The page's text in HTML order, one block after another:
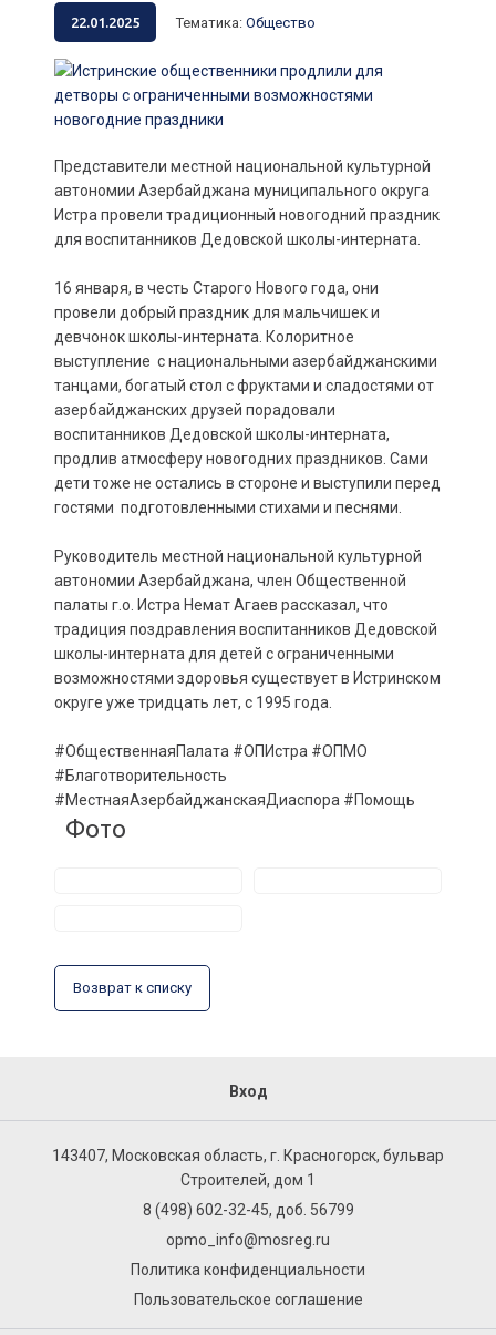
22.01.2025 Тематика: Общество
Представители местной национальной культурной
автономии Азербайджана муниципального округа
Истра провели традиционный новогодний праздник
для воспитанников Дедовской школы-интерната.
16 января, в честь Старого Нового года, они
провели добрый праздник для мальчишек и
девчонок школы-интерната. Колоритное
выступление с национальными азербайджанскими
танцами, богатый стол с фруктами и сладостями от
азербайджанских друзей порадовали
воспитанников Дедовской школы-интерната,
продлив атмосферу новогодних праздников. Сами
дети тоже не остались в стороне и выступили перед
гостями подготовленными стихами и песнями.
Руководитель местной национальной культурной
автономии Азербайджана, член Общественной
палаты г.о. Истра Немат Агаев рассказал, что
традиция поздравления воспитанников Дедовской
школы-интерната для детей с ограниченными
возможностями здоровья существует в Истринском
округе уже тридцать лет, с 1995 года.
#ОбщественнаяПалата #ОПИстра #ОПМО
#Благотворительность
#МестнаяАзербайджанскаяДиаспора #Помощь
Фото
Возврат к списку
Вход
143407, Московская область, г. Красногорск, бульвар
Строителей, дом 1
8 (498) 602-32-45, доб. 56799
opmo_info@mosreg.ru
Политика конфиденциальности
Пользовательское соглашение